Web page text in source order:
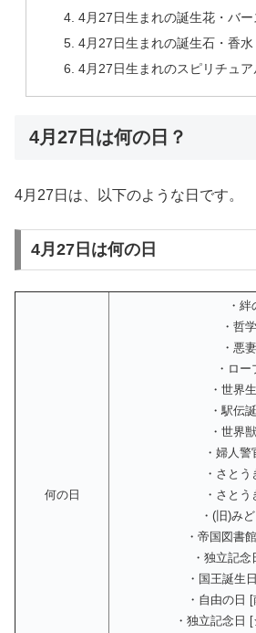
4月27日生まれの誕生花・バ
4月27日生まれの誕生石・香
4月27日生まれのスピリチュ
4月27日は何の日？
4月27日は、以下のような日です。
4月27日は何の日
何の日
・絆
・哲
・悪
・ロー
・世界
・駅伝
・世界
・婦人警
・さとう
・さとう
・(旧)み
・帝国図書
・独立記
・国王誕生
・自由の日
・独立記念日